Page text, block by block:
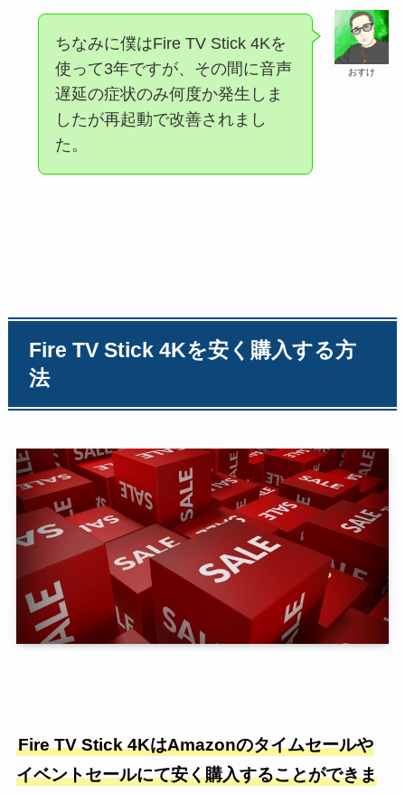
おすけ
ちなみに僕はFire TV Stick 4Kを
使って3年ですが、その間に音声
遅延の症状のみ何度か発生しま
したが再起動で改善されまし
た。
Fire TV Stick 4Kを安く購入する方
法
Fire TV Stick4KはAmazonのタイムセールや
イベントセールにて安く購入することができま